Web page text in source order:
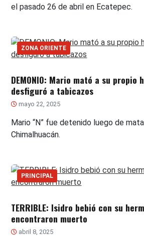
el pasado 26 de abril en Ecatepec.
ZONA ORIENTE
DEMONIO: Mario mató a su propio
desfiguró a tabicazos
mayo 22, 2025
Mario “N” fue detenido luego de
Chimalhuacán.
PRINCIPAL
TERRIBLE: Isidro bebió con su
encontraron muerto
abril 8, 2025